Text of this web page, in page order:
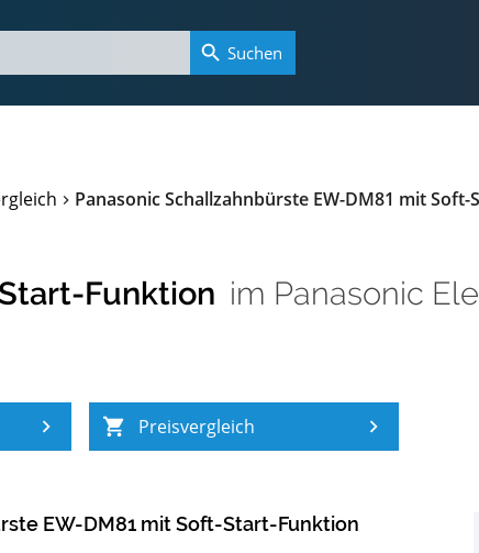
Panasonic Schallzahnbürste EW-DM81 mit
Funktion im Panasonic
Preisvergleich
EW-DM81 mit Soft-Start-Funktion
Suchen